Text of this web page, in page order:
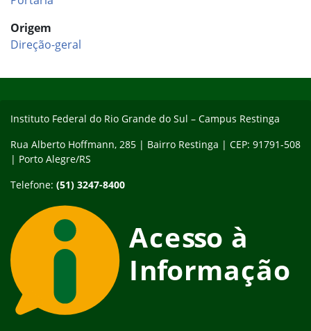
Origem
Direção-geral
Instituto Federal do Rio Grande do Sul – Campus Restinga
Rua Alberto Hoffmann, 285 | Bairro Restinga | CEP: 91791-508
| Porto Alegre/RS
Telefone: (51) 3247-8400